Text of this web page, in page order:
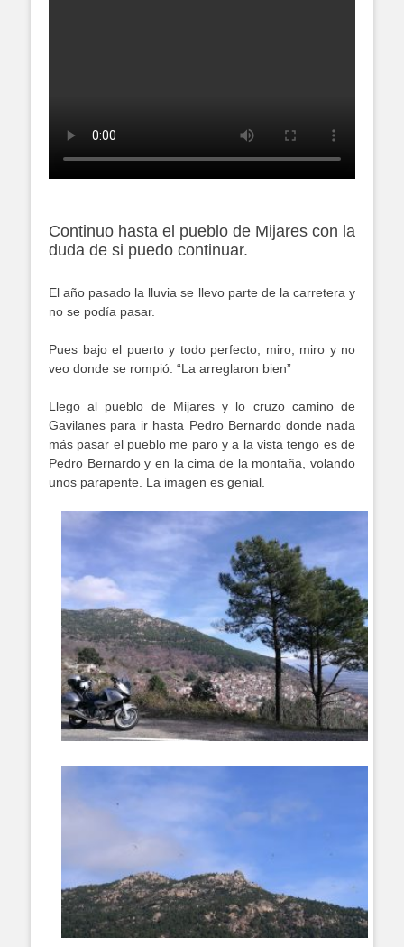
Continuo hasta el pueblo de Mijares con la
duda de si puedo continuar.
El año pasado la lluvia se llevo parte de la carretera y
no se podía pasar.
Pues bajo el puerto y todo perfecto, miro, miro y no
veo donde se rompió. “La arreglaron bien”
Llego al pueblo de Mijares y lo cruzo camino de
Gavilanes para ir hasta Pedro Bernardo donde nada
más pasar el pueblo me paro y a la vista tengo es de
Pedro Bernardo y en la cima de la montaña, volando
unos parapente. La imagen es genial.